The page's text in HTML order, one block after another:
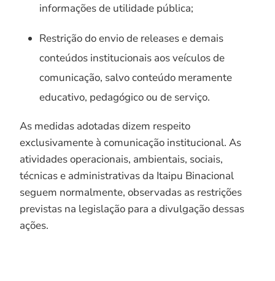
informações de utilidade pública;
Restrição do envio de releases e demais
conteúdos institucionais aos veículos de
comunicação, salvo conteúdo meramente
educativo, pedagógico ou de serviço.
As medidas adotadas dizem respeito
exclusivamente à comunicação institucional. As
atividades operacionais, ambientais, sociais,
técnicas e administrativas da Itaipu Binacional
seguem normalmente, observadas as restrições
previstas na legislação para a divulgação dessas
ações.